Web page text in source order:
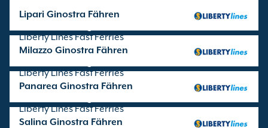
Lipari Ginostra Fähren
Liberty Lines Fast Ferries
Milazzo Ginostra Fähren
Liberty Lines Fast Ferries
Panarea Ginostra Fähren
Liberty Lines Fast Ferries
Salina Ginostra Fähren